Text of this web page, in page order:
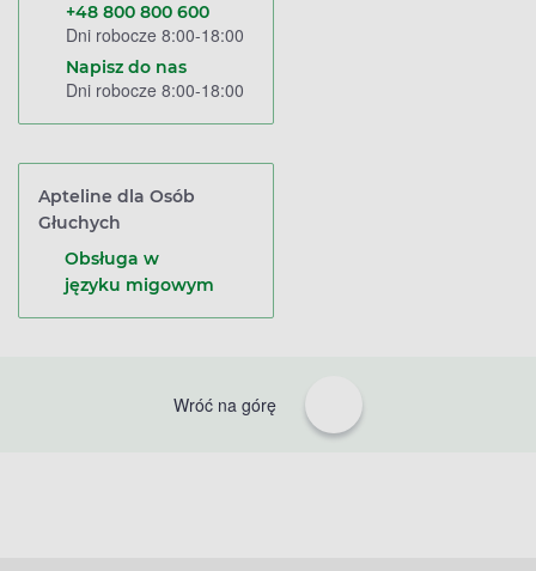
+48 800 800 600
Dni robocze 8:00-18:00
Napisz do nas
Dni robocze 8:00-18:00
Apteline dla Osób
Głuchych
Obsługa w
języku migowym
Wróć na górę